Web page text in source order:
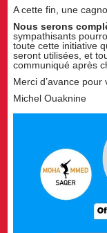
A cette fin, une
Nous serons
sympathisants
toute cette initiative
seront utilisées, et
communiqué après
Merci d’avance
Michel Ouaknine